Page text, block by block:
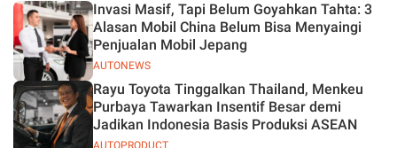
AUTONEWS
Invasi Masif, Tapi Belum Goyahkan Tahta: 3
Alasan Mobil China Belum Bisa Menyaingi
Penjualan Mobil Jepang
AUTOPRODUCT
Rayu Toyota Tinggalkan Thailand, Menkeu
Purbaya Tawarkan Insentif Besar demi
Jadikan Indonesia Basis Produksi ASEAN